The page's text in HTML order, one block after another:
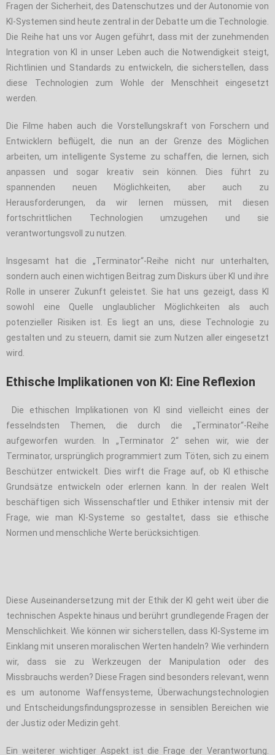
Fragen der Sicherheit, des Datenschutzes und der Autonomie von
KI-Systemen sind heute zentral in der Debatte um die Technologie.
Die Reihe hat uns vor Augen geführt, dass mit der zunehmenden
Integration von KI in unser Leben auch die Notwendigkeit steigt,
Richtlinien und Standards zu entwickeln, die sicherstellen, dass
diese Technologien zum Wohle der Menschheit eingesetzt
werden.
Die Filme haben auch die Vorstellungskraft von Forschern und
Entwicklern beflügelt, die nun an der Grenze des Möglichen
arbeiten, um intelligente Systeme zu schaffen, die lernen, sich
anpassen und sogar kreativ sein können. Dies führt zu
spannenden neuen Möglichkeiten, aber auch zu
Herausforderungen, da wir lernen müssen, mit diesen
fortschrittlichen Technologien umzugehen und sie
verantwortungsvoll zu nutzen.
Insgesamt hat die „Terminator“-Reihe nicht nur unterhalten,
sondern auch einen wichtigen Beitrag zum Diskurs über KI und ihre
Rolle in unserer Zukunft geleistet. Sie hat uns gezeigt, dass KI
sowohl eine Quelle unglaublicher Möglichkeiten als auch
potenzieller Risiken ist. Es liegt an uns, diese Technologie zu
gestalten und zu steuern, damit sie zum Nutzen aller eingesetzt
wird.
Ethische Implikationen von KI: Eine Reflexion
Die ethischen Implikationen von KI sind vielleicht eines der
fesselndsten Themen, die durch die „Terminator“-Reihe
aufgeworfen wurden. In „Terminator 2“ sehen wir, wie der
Terminator, ursprünglich programmiert zum Töten, sich zu einem
Beschützer entwickelt. Dies wirft die Frage auf, ob KI ethische
Grundsätze entwickeln oder erlernen kann. In der realen Welt
beschäftigen sich Wissenschaftler und Ethiker intensiv mit der
Frage, wie man KI-Systeme so gestaltet, dass sie ethische
Normen und menschliche Werte berücksichtigen.
Diese Auseinandersetzung mit der Ethik der KI geht weit über die
technischen Aspekte hinaus und berührt grundlegende Fragen der
Menschlichkeit. Wie können wir sicherstellen, dass KI-Systeme im
Einklang mit unseren moralischen Werten handeln? Wie verhindern
wir, dass sie zu Werkzeugen der Manipulation oder des
Missbrauchs werden? Diese Fragen sind besonders relevant, wenn
es um autonome Waffensysteme, Überwachungstechnologien
und Entscheidungsfindungsprozesse in sensiblen Bereichen wie
der Justiz oder Medizin geht.
Ein weiterer wichtiger Aspekt ist die Frage der Verantwortung.